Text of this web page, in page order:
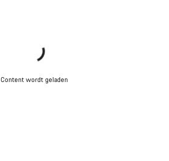
Content wordt geladen